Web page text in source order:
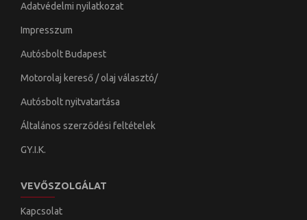
Adatvédelmi nyilatkozat
Impresszum
Autósbolt Budapest
Motorolaj kereső / olaj választó/
Autósbolt nyitvatartása
Általános szerződési feltételek
GY.I.K.
VEVŐSZOLGÁLAT
Kapcsolat